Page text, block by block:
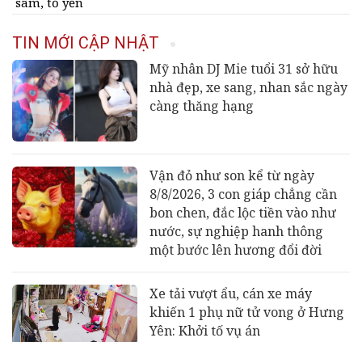
TIN MỚI CẬP NHẬT
Mỹ nhân DJ Mie tuổi 31 sở hữu
nhà đẹp, xe sang, nhan sắc ngày
càng thăng hạng
Vận đỏ như son kể từ ngày
8/8/2026, 3 con giáp chẳng cần
bon chen, đắc lộc tiền vào như
nước, sự nghiệp hanh thông
một bước lên hương đổi đời
Xe tải vượt ẩu, cán xe máy
khiến 1 phụ nữ tử vong ở Hưng
Yên: Khởi tố vụ án